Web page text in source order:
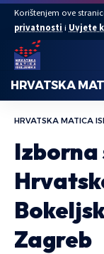
Korištenjem ove
privatnosti i Uvjete
HRVATSKA
HRVATSKA MATICA
Izborna
Zagreb